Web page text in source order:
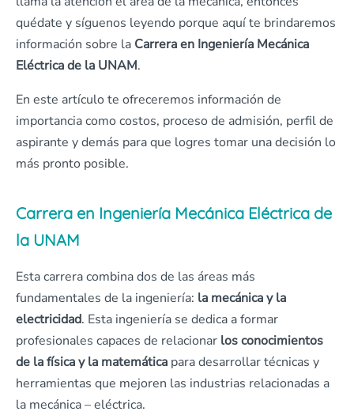
quédate y síguenos leyendo porque aquí te brindaremos
información sobre la Carrera en Ingeniería Mecánica
Eléctrica de la UNAM.
En este artículo te ofreceremos información de
importancia como costos, proceso de admisión, perfil de
aspirante y demás para que logres tomar una decisión lo
más pronto posible.
Carrera en Ingeniería Mecánica Eléctrica de
la UNAM
Esta carrera combina dos de las áreas más
fundamentales de la ingeniería: la mecánica y la
electricidad. Esta ingeniería se dedica a formar
profesionales capaces de relacionar los conocimientos
de la física y la matemática para desarrollar técnicas y
herramientas que mejoren las industrias relacionadas a
la mecánica – eléctrica.